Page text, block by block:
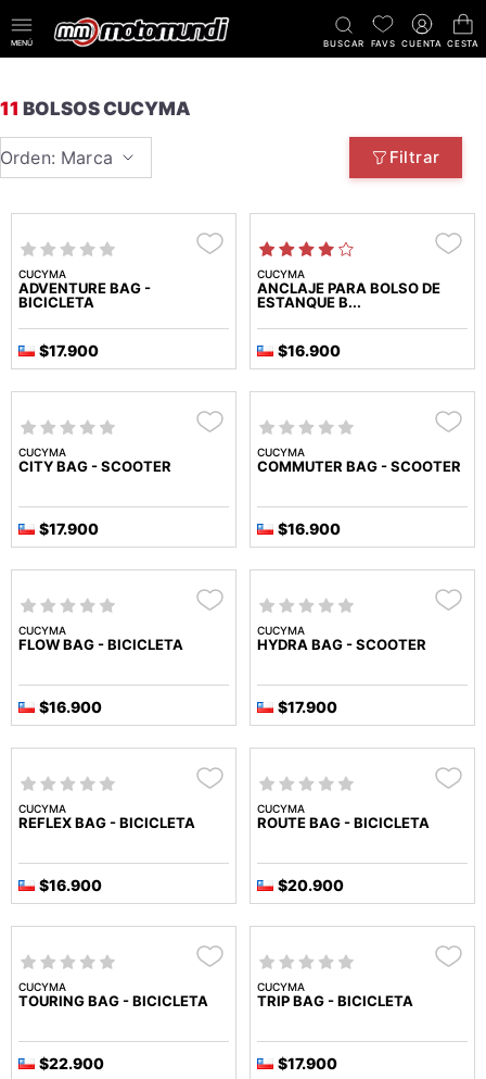
MENÚ BUSCAR FAVS CUENTA CESTA
11 BOLSOS CUCYMA
Orden: Marca Filtrar
CUCYMA
ADVENTURE BAG -
BICICLETA
$17.900
CUCYMA
ANCLAJE PARA BOLSO DE
ESTANQUE B...
$16.900
CUCYMA
CITY BAG - SCOOTER
$17.900
CUCYMA
COMMUTER BAG - SCOOTER
$16.900
CUCYMA
FLOW BAG - BICICLETA
$16.900
CUCYMA
HYDRA BAG - SCOOTER
$17.900
CUCYMA
REFLEX BAG - BICICLETA
$16.900
CUCYMA
ROUTE BAG - BICICLETA
$20.900
CUCYMA
TOURING BAG - BICICLETA
$22.900
CUCYMA
TRIP BAG - BICICLETA
$17.900